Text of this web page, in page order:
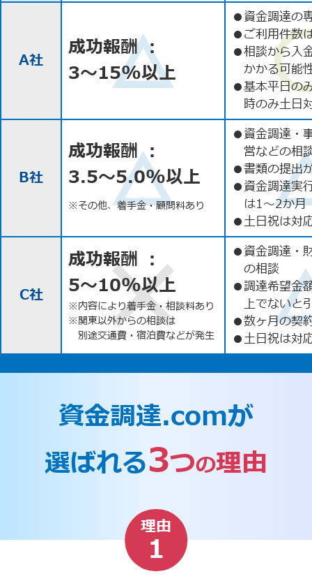
A社
成功報酬 ：
3〜15%以上
●資金調達の
●ご利用件数
●相談から入
かかる可能
●基本平日の
時のみ土日
B社
成功報酬 ：
3.5〜5.0%以上
※その他、着手金・顧問料あり
●資金調達・
営などの相
●書類の提出
●資金調達実
は1〜2か月
●土日祝は対
C社
成功報酬 ：
5〜10%以上
※内容により着手金・相談料あり
※関東以外からの相談は
別途交通費・宿泊費などが発生
●資金調達・
の相談
●調達希望金
上でないと
●数ヶ月の契
●土日祝は対
資金調達.comが
選ばれる3つの理由
理由
1